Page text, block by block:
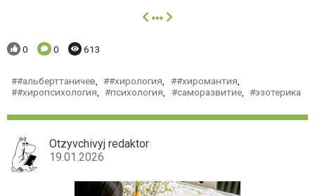
далее
Понравилось:
0 Комментариев:
0 Просмотров:
613
#альберттаничев, #хирология, #хиромантия,
#хиропсихология, психология, саморазвитие, эзотерика
Otzyvchivyj redaktor
19.01.2026